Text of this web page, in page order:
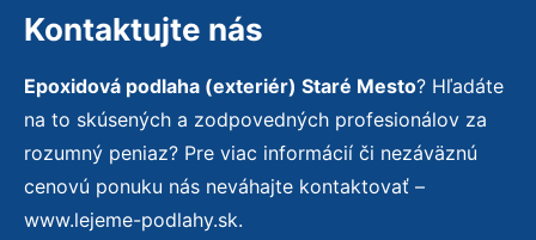
Kontaktujte nás
Epoxidová podlaha (exteriér) Staré Mesto? Hľadáte
na to skúsených a zodpovedných profesionálov za
rozumný peniaz? Pre viac informácií či nezáväznú
cenovú ponuku nás neváhajte kontaktovať –
www.lejeme-podlahy.sk.